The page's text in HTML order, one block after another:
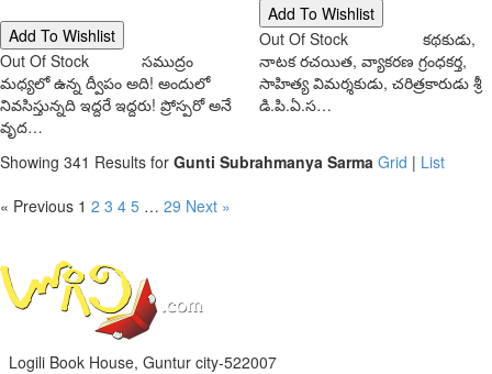
Out Of Stock
సముద్రం
మధ్యలో ఉన్న ద్వీపం అది! అందులో
నివసిస్తున్నది ఇద్దరే ఇద్దరు! ప్రోస్పరో అనే
వృద…
Out Of Stock
కథకుడు,
నాటక రచయిత, వ్యాకరణ గ్రంధకర్త,
సాహిత్య విమర్శకుడు, చరిత్రకారుడు శ్రీ
డి.పి.ఏ.స…
Showing 341 Results for Gunti Subrahmanya Sarma Grid | List
« Previous 1 2 3 4 5 … 29 Next »
Logili Book House, Guntur city-522007